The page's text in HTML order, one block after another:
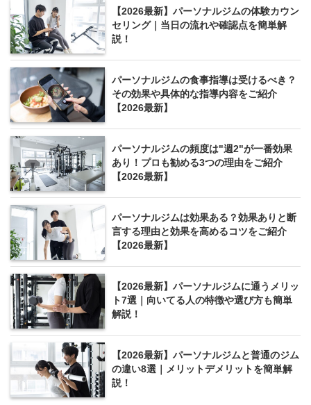
【2026最新】パーソナルジムの体験カウン
セリング｜当日の流れや確認点を簡単解
説！
パーソナルジムの食事指導は受けるべき？
その効果や具体的な指導内容をご紹介
【2026最新】
パーソナルジムの頻度は"週2"が一番効果
あり！プロも勧める3つの理由をご紹介
【2026最新】
パーソナルジムは効果ある？効果ありと断
言する理由と効果を高めるコツをご紹介
【2026最新】
【2026最新】パーソナルジムに通うメリッ
ト7選｜向いてる人の特徴や選び方も簡単
解説！
【2026最新】パーソナルジムと普通のジム
の違い8選｜メリットデメリットを簡単解
説！